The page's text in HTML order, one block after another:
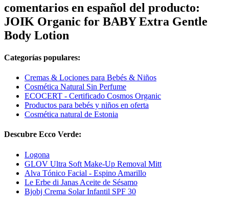
comentarios en español del producto:
JOIK Organic for BABY Extra Gentle
Body Lotion
Categorías populares:
Cremas & Lociones para Bebés & Niños
Cosmética Natural Sin Perfume
ECOCERT - Certificado Cosmos Organic
Productos para bebés y niños en oferta
Cosmética natural de Estonia
Descubre Ecco Verde:
Logona
GLOV Ultra Soft Make-Up Removal Mitt
Alva Tónico Facial - Espino Amarillo
Le Erbe di Janas Aceite de Sésamo
Bjobj Crema Solar Infantil SPF 30